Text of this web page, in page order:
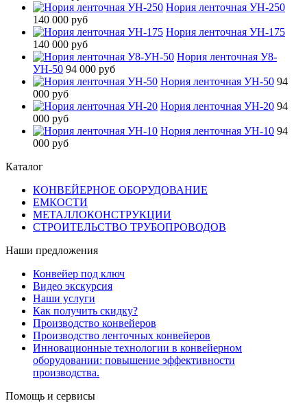
Нория ленточная УН-250
140 000 руб
Нория ленточная УН-175
140 000 руб
Нория ленточная У8-
УН-50 94 000 руб
Нория ленточная УН-50 94
000 руб
Нория ленточная УН-20 94
000 руб
Нория ленточная УН-10 94
000 руб
Каталог
КОНВЕЙЕРНОЕ ОБОРУДОВАНИЕ
ЕМКОСТИ
МЕТАЛЛОКОНСТРУКЦИИ
СТРОИТЕЛЬСТВО ТРУБОПРОВОДОВ
Наши предложения
Конвейер под ключ
Видео экскурсия
Наши услуги
Как получить скидку?
Производство конвейеров
Производство ленточных конвейеров
Инновационные технологии в конвейерном
оборудовании: повышение эффективности
производства.
Помощь и сервисы